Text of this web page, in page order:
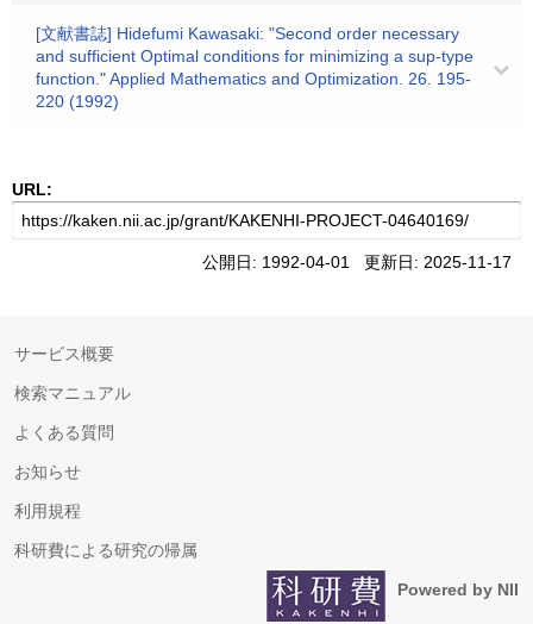
[文献書誌] Hidefumi Kawasaki: "Second order necessary
and sufficient Optimal conditions for minimizing a sup-type
function." Applied Mathematics and Optimization. 26. 195-
220 (1992)
URL:
公開日: 1992-04-01 更新日: 2025-11-17
サービス概要
検索マニュアル
よくある質問
お知らせ
利用規程
科研費による研究の帰属
Powered by NII